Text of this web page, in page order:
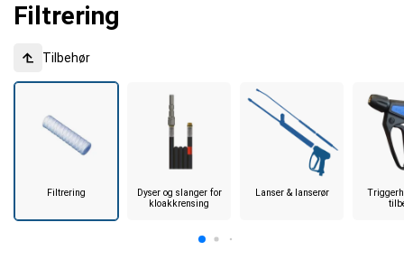
Filtrering
Tilbehør
Filtrering
Dyser og slanger for
kloakkrensing
Lanser & lanserør